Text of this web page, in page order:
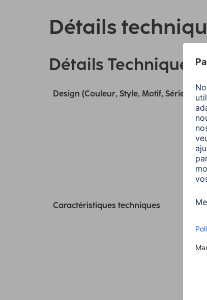
Détails
Détails Techniques
Design (Couleur, Style, Motif, Série)
Caractéristiques techniques